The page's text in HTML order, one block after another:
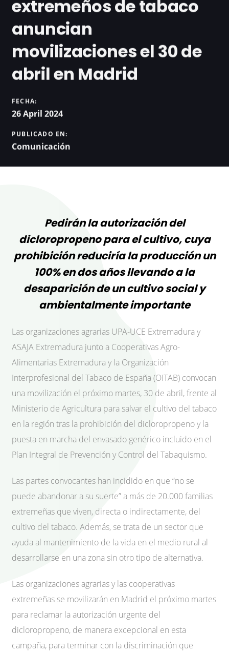
extremeños de tabaco
anuncian
movilizaciones el 30 de
abril en Madrid
FECHA:
26 April 2024
PUBLICADO EN:
Comunicación
Pedirán la autorización del
dicloropropeno para el cultivo, cuya
prohibición reduciría la producción un
100% en dos años llevando a la
desaparición de un cultivo social y
ambientalmente importante
Las organizaciones agrarias UPA-UCE Extremadura y
ASAJA Extremadura junto a Cooperativas Agro-
Alimentarias Extremadura y la Organización
Interprofesional del Tabaco de España (OITAB) convocan
una movilización el próximo martes, 30 de abril, frente al
Ministerio de Agricultura para salvar el cultivo del tabaco
en la región tras la prohibición del dicloropropeno y la
puesta en marcha del envasado genérico incluido en el
Plan Integral de Prevención y Control del Tabaquismo.
Las partes convocantes han incidido en que “no se
puede abandonar a su suerte” a más de 20.000 familias
extremeñas que viven, directa o indirectamente, del
cultivo del tabaco. Además, se trata de un sector que
ayuda al mantenimiento de la vida en el medio rural al
desarrollarse en una zona sin otro tipo de alternativa.
Las organizaciones agrarias y las cooperativas
extremeñas se movilizarán en Madrid el próximo martes
para reclamar la autorización urgente del
dicloropropeno, de manera excepcional en esta
campaña, para terminar con la discriminación que